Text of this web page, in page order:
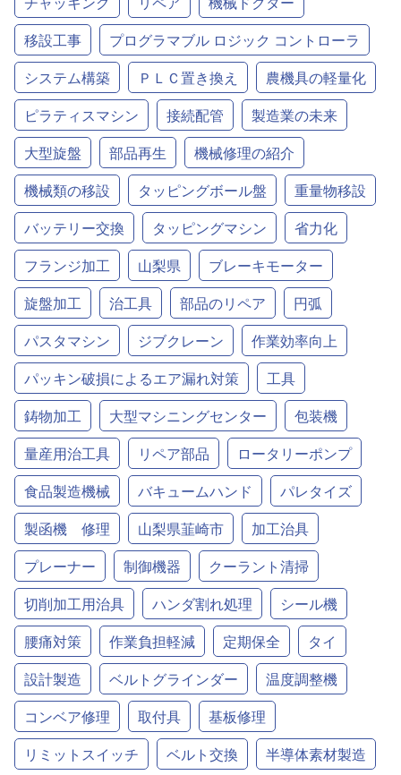
移設工事
プログラマブル ロジック コントローラ
システム構築
ＰＬＣ置き換え
農機具の軽量化
ピラティスマシン
接続配管
製造業の未来
大型旋盤
部品再生
機械修理の紹介
機械類の移設
タッピングボール盤
重量物移設
バッテリー交換
タッピングマシン
省力化
フランジ加工
山梨県
ブレーキモーター
旋盤加工
治工具 部品のリペア
円弧
パスタマシン
ジブクレーン
作業効率向上
パッキン破損によるエア漏れ対策
工具
鋳物加工
大型マシニングセンター
包装機
量産用治工具
リペア部品
ロータリーポンプ
食品製造機械
バキュームハンド
パレタイズ
製函機 修理
山梨県韮崎市
加工治具
プレーナー
制御機器
クーラント清掃
切削加工用治具
ハンダ割れ処理
シール機
腰痛対策
作業負担軽減 定期保全
タイ
設計製造
ベルトグラインダー
温度調整機
コンベア修理
取付具
基板修理
リミットスイッチ
ベルト交換
半導体素材製造